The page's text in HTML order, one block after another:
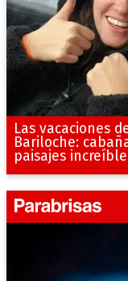
Las vacaciones
Bariloche:
paisajes